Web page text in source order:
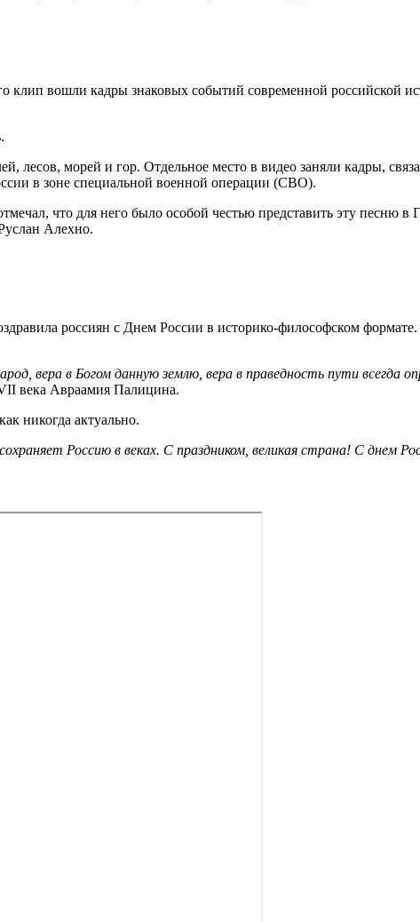
вошли кадры знаковых событий современной российской
лесов, морей и гор. Отдельное место в видео заняли кадры,
в зоне специальной военной операции (СВО).
что для него было особой честью представить эту песню в
Алехно.
россиян с Днем России в историко-философском формате.
вера в Богом данную землю, вера в праведность пути всегда
века Авраамия Палицина.
никогда актуально.
Россию в веках. С праздником, великая страна! С днем